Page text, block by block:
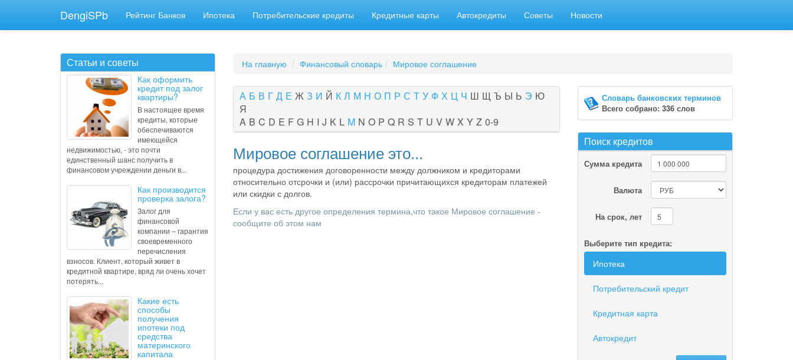
DengiSPb Рейтинг Банков Ипотека Потребительские кредиты Кредитные карты Автокредиты Советы Новости
Статьи и советы
Как оформить
кредит под залог
квартиры?
В настоящее время
кредиты, которые
обеспечиваются
имеющейся
недвижимостью, - это почти
единственный шанс получить в
финансовом учреждении деньги в...
Как производится
проверка залога?
Залог для
финансовой
компании – гарантия
своевременного
перечисления
взносов. Клиент, который живет в
кредитной квартире, вряд ли очень хочет
потерять...
Какие есть
способы
получения
ипотеки под
средства
материнского
капитала
На главную Финансовый словарь Мировое соглашение
А Б В Г Д Е Ж З И Й К Л М Н О П Р С Т У Ф Х Ц Ч Ш Щ Ъ Ы Ь Э Ю
Я
A B C D E F G H I J K L M N O P Q R S T U V W X Y Z 0-9
Мировое соглашение это...
процедура достижения договоренности между должником и кредиторами
относительно отсрочки и (или) рассрочки причитающихся кредиторам платежей
или скидки с долгов.
Если у вас есть другое определения термина,что такое Мировое соглашение -
сообщите об этом нам
Словарь банковских терминов
Всего собрано: 336 слов
Поиск кредитов
Сумма кредита
Валюта
На срок, лет
Выберите тип кредита:
Ипотека
Потребительский кредит
Кредитная карта
Автокредит